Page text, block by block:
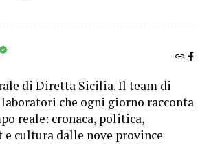
di Diretta Sicilia. Il team di
che ogni giorno racconta
reale: cronaca, politica,
e cultura dalle nove province